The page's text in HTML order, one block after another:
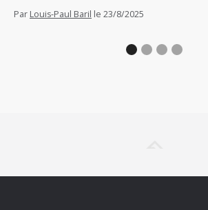
Par Louis-Paul Baril le 23/8/2025